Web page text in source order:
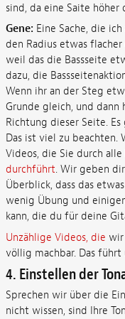
sind, da eine Saite
Gene: Eine Sache, die
den Radius etwas
weil das die Bassseite
dazu, die
Wenn ihr an der Steg
Grunde gleich, und
Richtung dieser Seite.
Das ist viel zu beachten.
Videos, die Sie durch
durchführt. Wir geben
Überblick, dass das
wenig Übung und
kann, die du für deine
Unzählige Videos, die wir
völlig machbar. Das führt
4. Einstellen der
Sprechen wir über die
nicht wissen, sind Ihre